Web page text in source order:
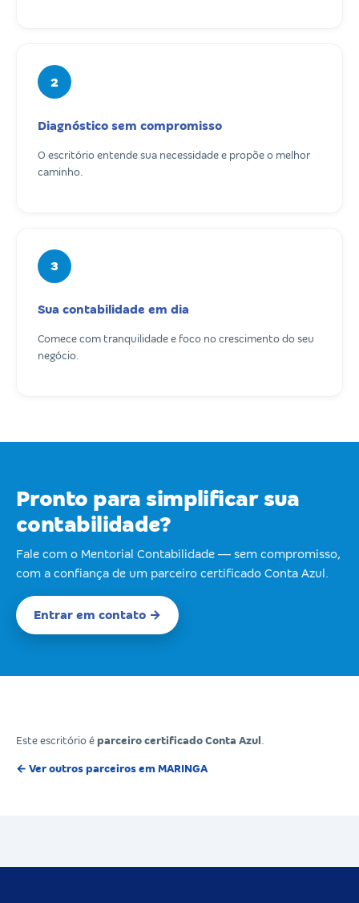
2
Diagnóstico sem compromisso
O escritório entende sua necessidade e propõe o melhor
caminho.
3
Sua contabilidade em dia
Comece com tranquilidade e foco no crescimento do seu
negócio.
Pronto para simplificar sua
contabilidade?
Fale com o Mentorial Contabilidade — sem compromisso,
com a confiança de um parceiro certificado Conta Azul.
Entrar em contato →
Este escritório é parceiro certificado Conta Azul
← Ver outros parceiros em MARINGA